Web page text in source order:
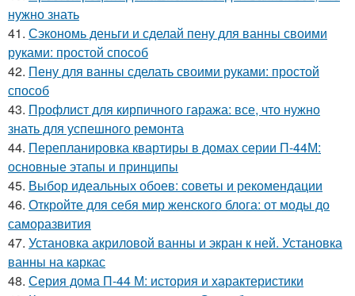
нужно знать
41. Сэкономь деньги и сделай пену для ванны своими
руками: простой способ
42. Пену для ванны сделать своими руками: простой
способ
43. Профлист для кирпичного гаража: все, что нужно
знать для успешного ремонта
44. Перепланировка квартиры в домах серии П-44М:
основные этапы и принципы
45. Выбор идеальных обоев: советы и рекомендации
46. Откройте для себя мир женского блога: от моды до
саморазвития
47. Установка акриловой ванны и экран к ней. Установка
ванны на каркас
48. Серия дома П-44 М: история и характеристики